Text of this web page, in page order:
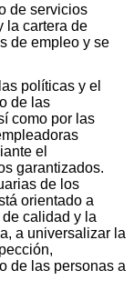
de servicios
la cartera de
de empleo y se
políticas y el
de las
como por las
el
garantizados.
de los
orientado a
calidad y la
a universalizar la
de las personas a